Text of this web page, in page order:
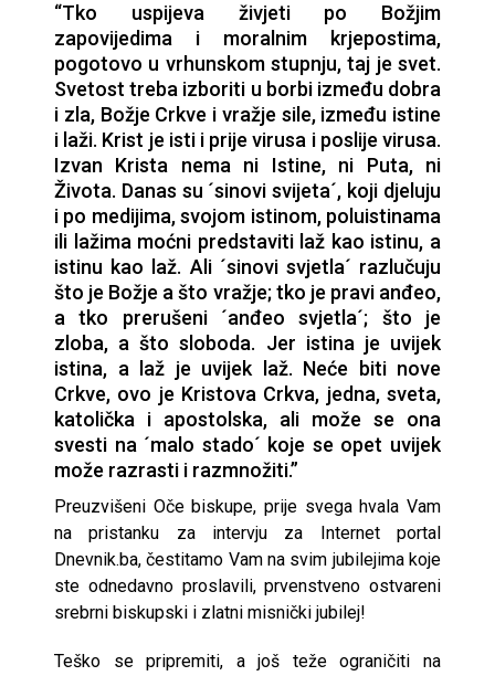
“Tko uspijeva živjeti po Božjim
zapovijedima i moralnim krjepostima,
pogotovo u vrhunskom stupnju, taj je svet.
Svetost treba izboriti u borbi između dobra
i zla, Božje Crkve i vražje sile, između istine
i laži. Krist je isti i prije virusa i poslije virusa.
Izvan Krista nema ni Istine, ni Puta, ni
Života. Danas su ´sinovi svijeta´, koji djeluju
i po medijima, svojom istinom, poluistinama
ili lažima moćni predstaviti laž kao istinu, a
istinu kao laž. Ali ´sinovi svjetla´ razlučuju
što je Božje a što vražje; tko je pravi anđeo,
a tko prerušeni ´anđeo svjetla´; što je
zloba, a što sloboda. Jer istina je uvijek
istina, a laž je uvijek laž. Neće biti nove
Crkve, ovo je Kristova Crkva, jedna, sveta,
katolička i apostolska, ali može se ona
svesti na ´malo stado´ koje se opet uvijek
može razrasti i razmnožiti.”
Preuzvišeni Oče biskupe, prije svega hvala Vam
na pristanku za intervju za Internet portal
Dnevnik.ba, čestitamo Vam na svim jubilejima koje
ste odnedavno proslavili, prvenstveno ostvareni
srebrni biskupski i zlatni misnički jubilej!
Teško se pripremiti, a još teže ograničiti na